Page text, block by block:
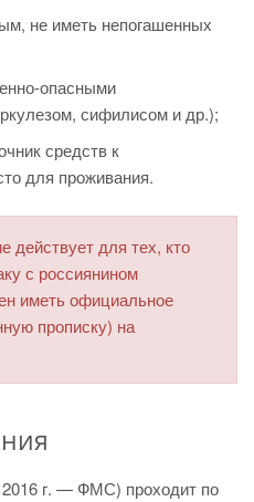
не иметь непогашенных
опасными
сифилисом и др.);
средств к
для проживания.
действует для тех, кто
с россиянином
иметь официальное
прописку) на
г. — ФМС) проходит по